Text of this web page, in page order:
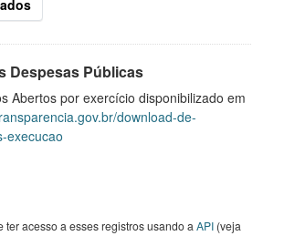
Despesas Públicas
Abertos por exercício disponibilizado em
download-de-
execucao
ter acesso a esses registros usando a API (veja